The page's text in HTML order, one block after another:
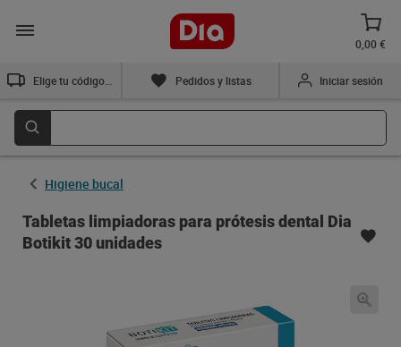
0,00 €
Pedidos y listas Iniciar sesión
Higiene bucal
Tabletas limpiadoras para prótesis dental Dia
Botikit 30 unidades